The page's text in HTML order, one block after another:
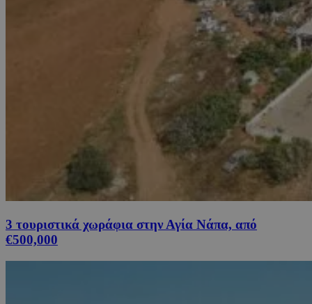
3 τουριστικά χωράφια στην Αγία Νάπα, από
€500,000